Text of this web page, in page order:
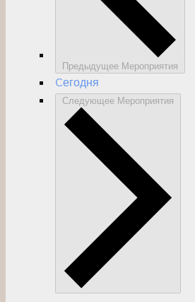
Предыдущее Мероприятия
Cегодня
Следующее Мероприятия